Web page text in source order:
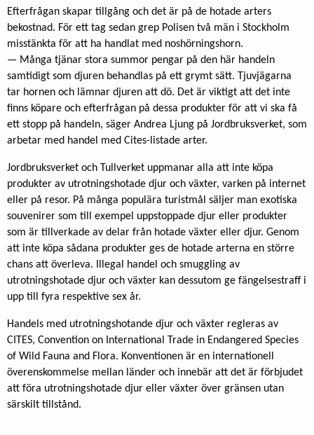
Efterfrågan skapar tillgång och det är på de hotade arters
bekostnad. För ett tag sedan grep Polisen två män i Stockholm
misstänkta för att ha handlat med noshörningshorn.
— Många tjänar stora summor pengar på den här handeln
samtidigt som djuren behandlas på ett grymt sätt. Tjuvjägarna
tar hornen och lämnar djuren att dö. Det är viktigt att det inte
finns köpare och efterfrågan på dessa produkter för att vi ska få
ett stopp på handeln, säger Andrea Ljung på Jordbruksverket, som
arbetar med handel med Cites-listade arter.
Jordbruksverket och Tullverket uppmanar alla att inte köpa
produkter av utrotningshotade djur och växter, varken på internet
eller på resor. På många populära turistmål säljer man exotiska
souvenirer som till exempel uppstoppade djur eller produkter
som är tillverkade av delar från hotade växter eller djur. Genom
att inte köpa sådana produkter ges de hotade arterna en större
chans att överleva. Illegal handel och smuggling av
utrotningshotade djur och växter kan dessutom ge fängelsestraff i
upp till fyra respektive sex år.
Handels med utrotningshotande djur och växter regleras av
CITES, Convention on International Trade in Endangered Species
of Wild Fauna and Flora. Konventionen är en internationell
överenskommelse mellan länder och innebär att det är förbjudet
att föra utrotningshotade djur eller växter över gränsen utan
särskilt tillstånd.